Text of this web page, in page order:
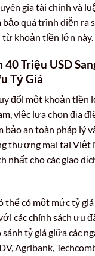
gia tài chính và
quá trình diễn ra
khoản tiền lớn này.
Triệu USD
Tỷ Giá
đổi một khoản tiền
, việc lựa chọn địa
bảo an toàn pháp lý
thương mại tại Việt
nhất cho các giao
thể có một mức tỷ
các chính sách ưu
tỷ giá giữa các
Agribank,